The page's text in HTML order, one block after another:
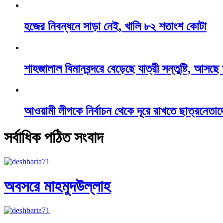
হজের নিবন্ধনে সাড়া নেই, খালি ৮২ শতাংশ কোটা
শাহজালাল বিমানবন্দরে বেড়েছে যাত্রী সন্তুষ্টি,
আওয়ামী লীগকে নির্বাচন থেকে দূরে রাখতে
সর্বাধিক পঠিত সংবাদ
অবসরে মাহমুদউল্লাহ